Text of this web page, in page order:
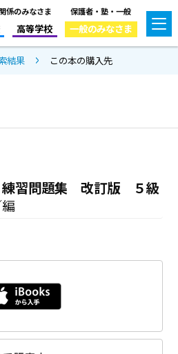
係のみなさま
高等学校
保護者・塾・一般
一般のみなさま
結果 この本の購入先
習問題集 改訂版 ５級